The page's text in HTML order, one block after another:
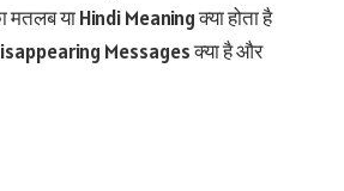
या Hindi Meaning क्या होता है
Messages क्या है और